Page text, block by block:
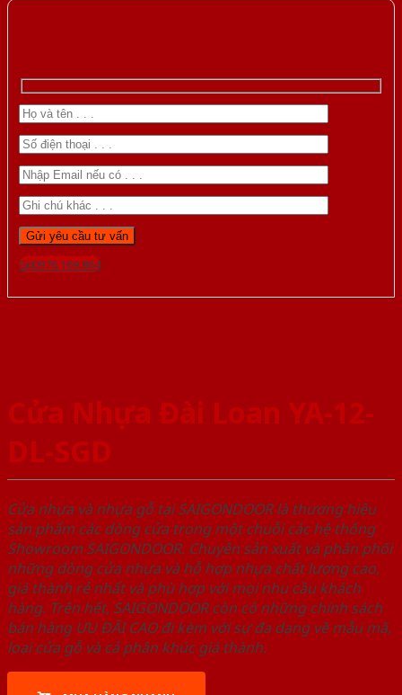
Gọi 0976.169.864
Cửa Nhựa Đài Loan YA-12-
DL-SGD
Cửa nhựa và nhựa gỗ tại SAIGONDOOR là thương hiệu
sản phẩm các dòng cửa trong một chuỗi các hệ thống
Showroom SAIGONDOOR. Chuyên sản xuất và phân phối
những dòng cửa nhựa và hỗ hợp nhựa chất lượng cao,
giá thành rẻ nhất và phù hợp với mọi nhu cầu khách
hàng. Trên hết, SAIGONDOOR còn có những chính sách
bán hàng ƯU ĐÃI CAO đi kèm với sự đa dạng về mẫu mã,
loại cửa gỗ và cả phân khúc giá thành.